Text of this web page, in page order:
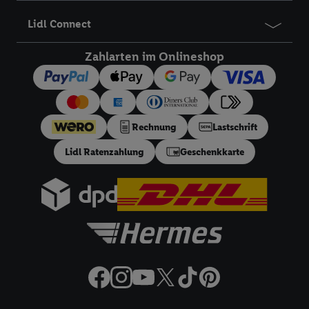
Lidl Connect
Zahlarten im Onlineshop
Rechnung Lastschrift
Lidl Ratenzahlung Geschenkkarte
Nutzung der Utiq-Technologie - zusätzlich zur weiter unten
erläuterten Möglichkeit, Ihre Einwilligung generell zu
widerrufen - jederzeit auch über das Datenschutzportal von
Utiq („consenthub“)
oder über „Anpassen“/„Nutzung der
Telekommunikations-basierten Utiq-Technologie für digitales
Marketing“ am unteren Ende dieser Einwilligung (nur für die
Lidl-Dienste) widerrufen. Weitere Informationen finden Sie in
Datenschutzbestimmungen von Utiq
Durch einen Klick auf „Ablehnen“ können Sie nur den Einsatz
notwendiger Techniken zulassen. Durch einen Klick auf
„Zustimmen“ stimmen Sie allen Verarbeitungen zu sämtlichen
vorgenannten Zwecken unter Einbindung sämtlicher
genannten Partner zu. Weitere Informationen, auch zur
Speicherdauer der Daten und zu Ihrem Recht, Ihre
widerrufen, finden Sie in unserenDatenschutzbestimmungen